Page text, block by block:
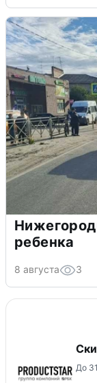
ребенка
8 августа 3
До